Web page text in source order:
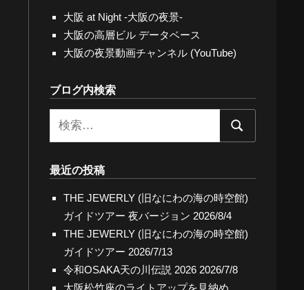
大阪 at Night -大阪の夜景-
大阪の高層ビル データベース
大阪の夜景動画チャンネル (YouTube)
ブログ内検索
検
最近の投稿
THE JEWERLY (旧なにわの海の時空館)
ガイドツアー 夜バージョン 2026/8/4
THE JEWERLY (旧なにわの海の時空館)
ガイドツアー 2026/7/13
令和OSAKA天の川伝説 2026 2026/7/8
大阪松竹座のライトアップを見納め